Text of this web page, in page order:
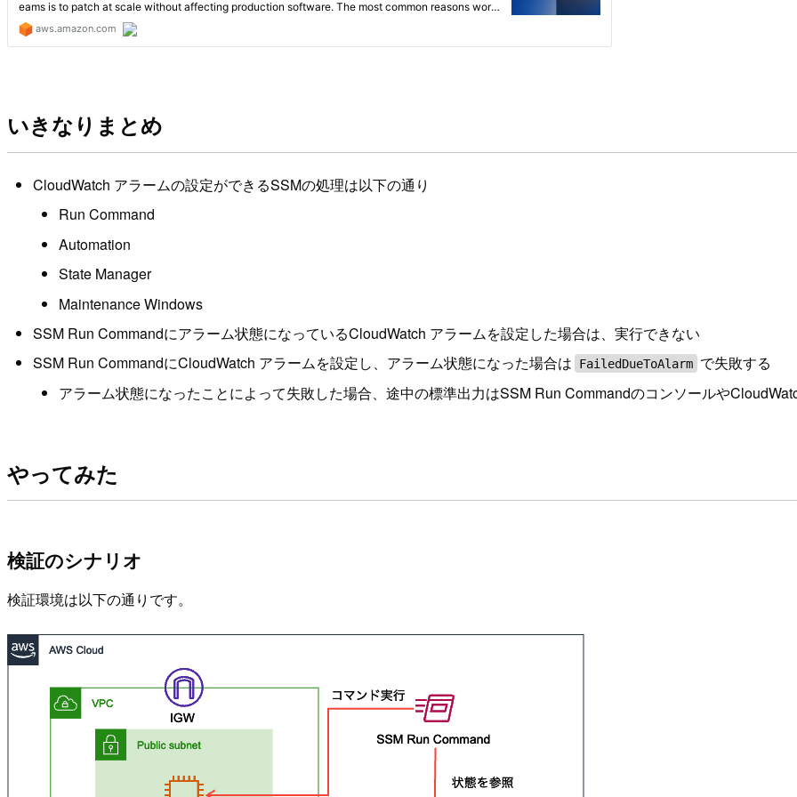
いきなりまとめ
CloudWatch アラームの設定ができるSSMの処理は以下の通り
Run Command
Automation
State Manager
Maintenance Windows
SSM Run Commandにアラーム状態になっているCloudWatch アラームを設定した場合は、実行できない
SSM Run CommandにCloudWatch アラームを設定し、アラーム状態になった場合は
FailedDueToAlarm で失敗する
アラーム状態になったことによって失敗した場合、途中の標準出力はSSM Run Commandのコンソールや
やってみた
検証のシナリオ
検証環境は以下の通りです。